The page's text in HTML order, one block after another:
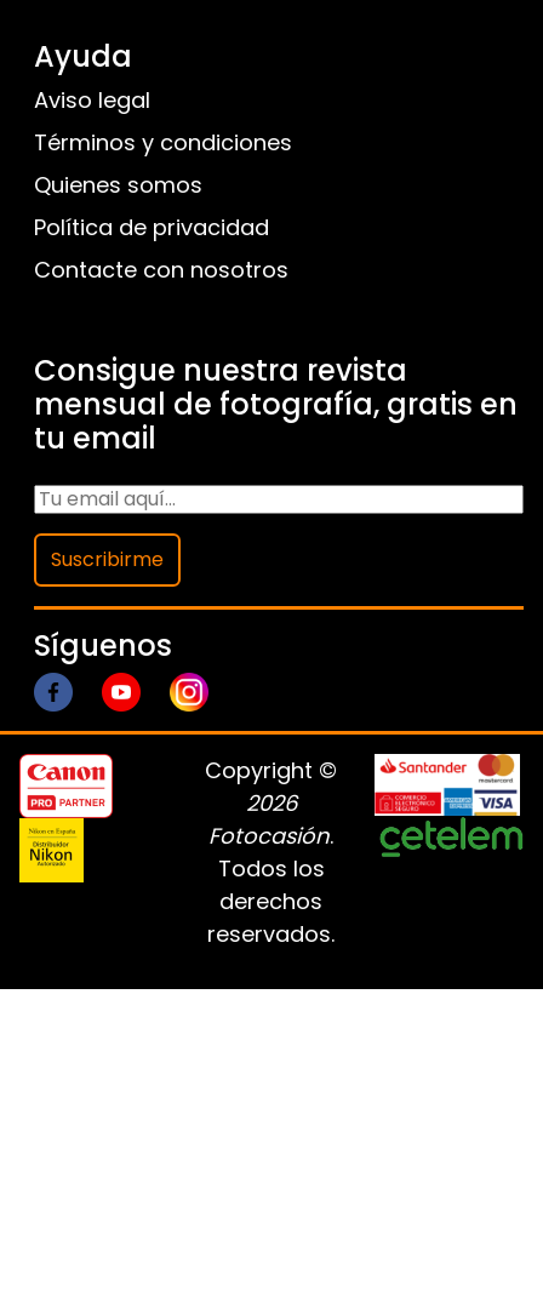
Ayuda
Aviso legal
Términos y condiciones
Quienes somos
Política de privacidad
Contacte con nosotros
Consigue nuestra revista
mensual de fotografía, gratis en
tu email
Suscribirme
Síguenos
Copyright ©
2026
Fotocasión.
Todos los
derechos
reservados.